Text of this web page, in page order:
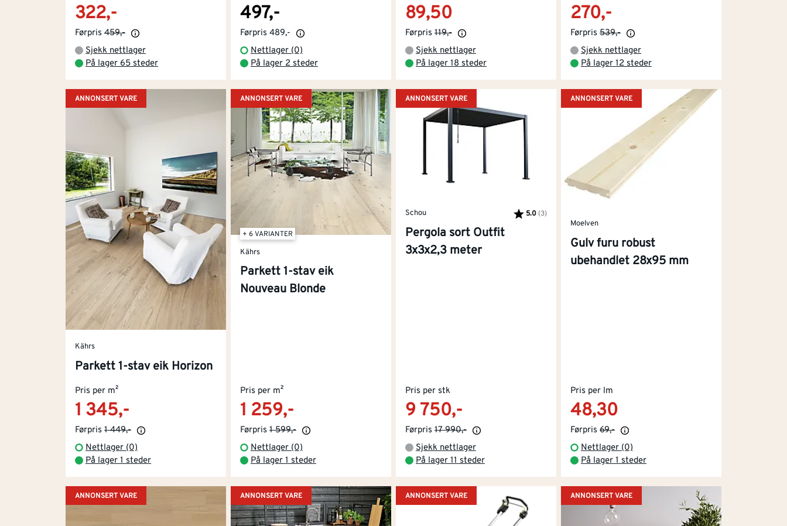
322,-
Førpris 459,-
Sjekk nettlager
På lager 65 steder
497,-
Førpris 489,-
Nettlager (0)
På lager 2 steder
89,50
Førpris 119,-
Sjekk nettlager
På lager 18 steder
270,-
Førpris 539,-
Sjekk nettlager
På lager 12 steder
ANNONSERT VARE
Kährs
Parkett 1-stav eik Horizon
Pris per m²
1 345,-
Førpris 1 449,-
Nettlager (0)
På lager 1 steder
ANNONSERT VARE
+ 6 VARIANTER
Kährs
Parkett 1-stav eik
Nouveau Blonde
Pris per m²
1 259,-
Førpris 1 599,-
Nettlager (0)
På lager 1 steder
ANNONSERT VARE
Schou Karakter:
5.0 (3)
av 5 mulige
Pergola sort Outfit
3x3x2,3 meter
Pris per stk
9 750,-
Førpris 17 990,-
Sjekk nettlager
På lager 11 steder
ANNONSERT VARE
Moelven
Gulv furu robust
ubehandlet 28x95 mm
Pris per lm
48,30
Førpris 69,-
Nettlager (0)
På lager 1 steder
ANNONSERT VARE ANNONSERT VARE ANNONSERT VARE ANNONSERT VARE